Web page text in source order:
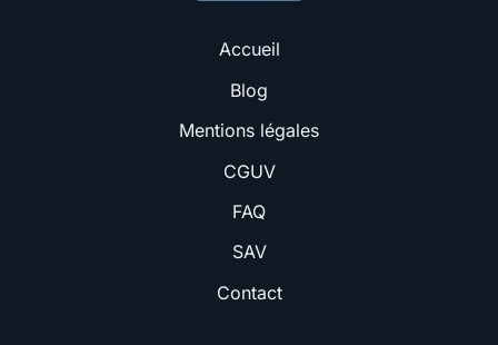
Accueil
Blog
Mentions légales
CGUV
FAQ
SAV
Contact